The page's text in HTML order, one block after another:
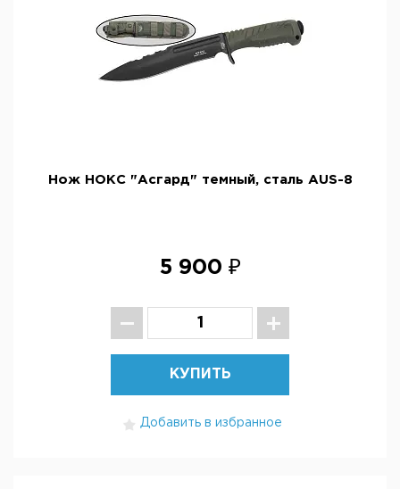
Нож НОКС "Асгард" темный, сталь AUS-8
5 900 ₽
КУПИТЬ
Добавить в избранное